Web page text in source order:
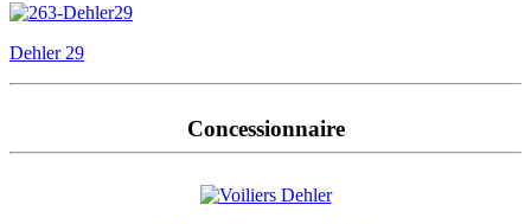
Dehler 29
Concessionnaire